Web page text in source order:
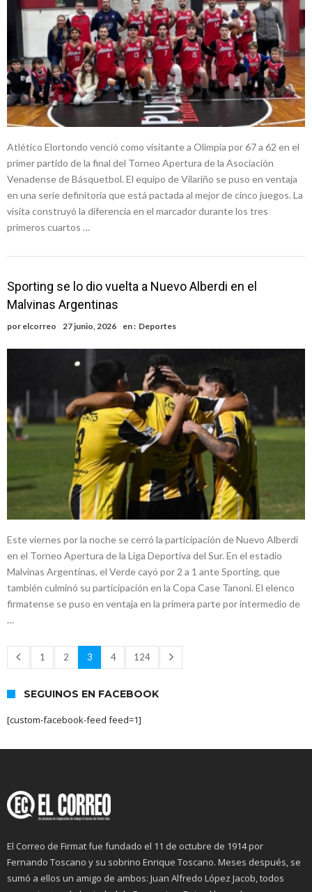
Atlético Elortondo venció como visitante a Olimpia por 67 a 62 en el
primer partido de la final del Torneo Apertura de la Asociación
Venadense de Básquetbol. El equipo de Vilariño se puso en ventaja
en una serie definitoria que está pactada al mejor de cinco juegos. La
visita construyó la diferencia en el marcador durante los tres
primeros cuartos …
Sporting se lo dio vuelta a Nuevo Alberdi en el
Malvinas Argentinas
por elcorreo 27 junio, 2026 en : Deportes
Este viernes por la noche se cerró la participación de Nuevo Alberdi
en el Torneo Apertura de la Liga Deportiva del Sur. En el estadio
Malvinas Argentinas, el Verde cayó por 2 a 1 ante Sporting, que
también culminó su participación en la Copa Case Tanoni. El elenco
firmatense se puso en ventaja en la primera parte por intermedio de
…
1 2 3 4 124
SEGUINOS EN FACEBOOK
[custom-facebook-feed feed=1]
El Correo de Firmat fue fundado el 11 de octubre de 1914 por
Fernando Toscano y su sobrino Enrique Toscano. Meses después, se
sumó a ellos un amigo de ambos: Juan Alfredo López Jacob, todos